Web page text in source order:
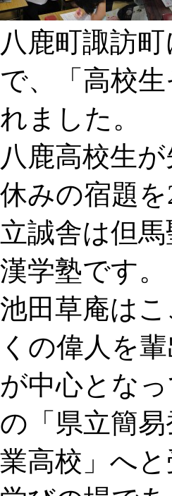
八鹿町諏訪
で、「高校
れました。
八鹿高校生
休みの宿題
立誠舎は但
漢学塾です。
池田草庵は
くの偉人を
が中心とな
の「県立簡
業高校」へ